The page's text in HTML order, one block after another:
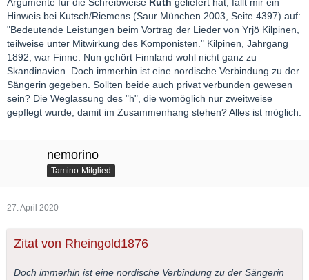
Argumente für die Schreibweise Ruth geliefert hat, fällt mir ein
Hinweis bei Kutsch/Riemens (Saur München 2003, Seite 4397) auf:
"Bedeutende Leistungen beim Vortrag der Lieder von Yrjö Kilpinen,
teilweise unter Mitwirkung des Komponisten." Kilpinen, Jahrgang
1892, war Finne. Nun gehört Finnland wohl nicht ganz zu
Skandinavien. Doch immerhin ist eine nordische Verbindung zu der
Sängerin gegeben. Sollten beide auch privat verbunden gewesen
sein? Die Weglassung des "h", die womöglich nur zweitweise
gepflegt wurde, damit im Zusammenhang stehen? Alles ist möglich.
nemorino
Tamino-Mitglied
27. April 2020
Zitat von Rheingold1876
Doch immerhin ist eine nordische Verbindung zu der Sängerin